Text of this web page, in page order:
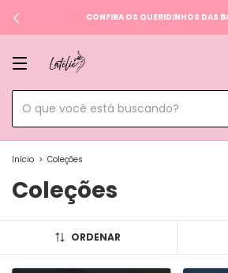
NOVA COLEÇÃO MATCH
Início > Coleções
Coleções
ORDENAR